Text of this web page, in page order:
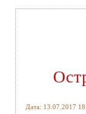
Дата: 13.07.2017